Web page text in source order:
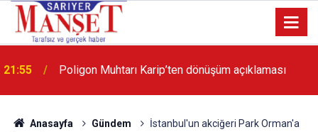
13:36 'Poligon'da İstanbul'a örnek proje gerçekleştirilecek'
Anasayfa Gündem
İstanbul'un akciğeri Park Orman'a